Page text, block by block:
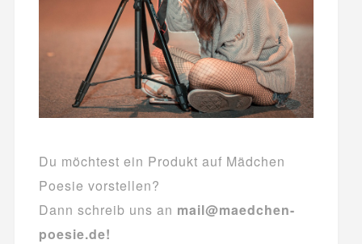
Du möchtest ein Produkt auf Mädchen
Poesie vorstellen?
Dann schreib uns an mail@maedchen-
poesie.de!